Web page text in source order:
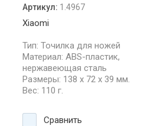
Артикул: 1.4967
Xiaomi
Тип: Точилка для ножей
Материал: ABS-пластик,
нержавеющая сталь
Размеры: 138 х 72 х 39 мм.
Вес: 110 г.
Сравнить